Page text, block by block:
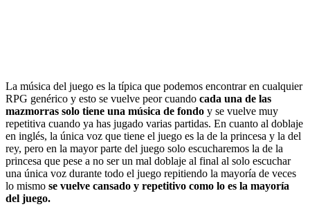
La música del juego es la típica que podemos encontrar en cualquier
RPG genérico y esto se vuelve peor cuando cada una de las
mazmorras solo tiene una música de fondo y se vuelve muy
repetitiva cuando ya has jugado varias partidas. En cuanto al doblaje
en inglés, la única voz que tiene el juego es la de la princesa y la del
rey, pero en la mayor parte del juego solo escucharemos la de la
princesa que pese a no ser un mal doblaje al final al solo escuchar
una única voz durante todo el juego repitiendo la mayoría de veces
lo mismo se vuelve cansado y repetitivo como lo es la mayoría
del juego.